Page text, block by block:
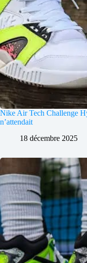
Nike Air Tech Challenge
n’attendait
18 décembre 2025